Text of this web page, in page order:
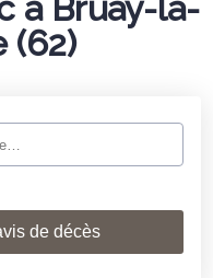
à Bruay-la-
(62)
de décès